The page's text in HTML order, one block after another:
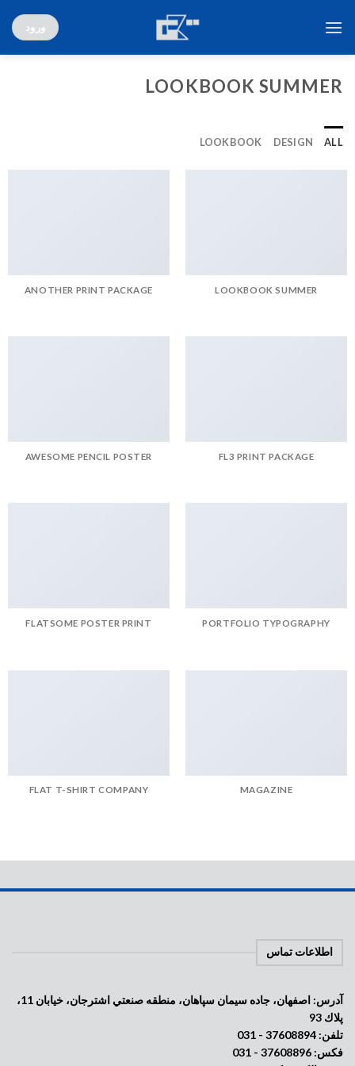
ورود
LOOKBOOK SUMMER
ALL
DESIGN
LOOKBOOK
LOOKBOOK SUMMER
ANOTHER PRINT PACKAGE
FL3 PRINT PACKAGE
AWESOME PENCIL POSTER
PORTFOLIO TYPOGRAPHY
FLATSOME POSTER PRINT
MAGAZINE
FLAT T-SHIRT COMPANY
اطلاعات تماس
آدرس: اصفهان، جاده سيمان سپاهان، منطقه صنعتي اشترجان، خيابان 11،
پلاك 93
تلفن: 37608894 - 031
فکس: 37608896 - 031